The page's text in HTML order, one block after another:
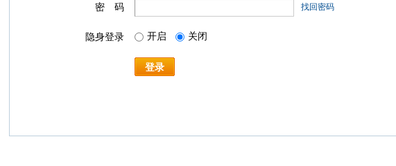
密 码 找回密码
隐身登录 开启 关闭
登录